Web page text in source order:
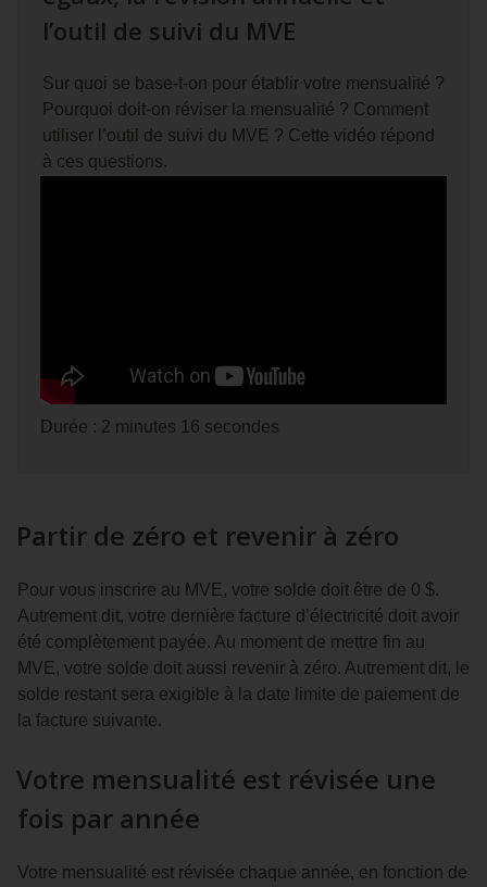
l’outil de suivi du MVE
Sur quoi se base-t-on pour établir votre mensualité ?
Pourquoi doit-on réviser la mensualité ? Comment
utiliser l’outil de suivi du MVE ? Cette vidéo répond
à ces questions.
Durée : 2 minutes 16 secondes
Partir de zéro et revenir à zéro
Pour vous inscrire au MVE, votre solde doit être de 0 $.
Autrement dit, votre dernière facture d’électricité doit avoir
été complètement payée. Au moment de mettre fin au
MVE, votre solde doit aussi revenir à zéro. Autrement dit, le
solde restant sera exigible à la date limite de paiement de
la facture suivante.
Votre mensualité est révisée une
fois par année
Votre mensualité est révisée chaque année, en fonction de